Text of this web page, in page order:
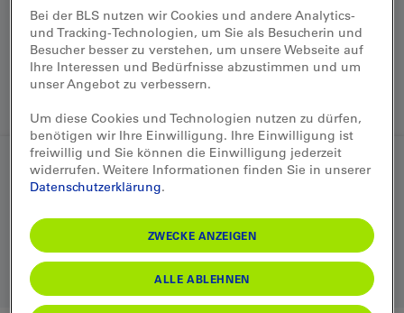
Hier finden Sie die nächsten Abfahrtszeiten ab
Kandersteg, Goppenstein, Brig und Iselle und können
sich über die aktuellen Wartezeiten an den einzelnen
Verladestationen informieren. Einfach die gewünschte
Strecke und den gewünschten Abfahrtsort auswählen.
Fahrplan Autoverlad
Direktzüge
Kandersteg-Iselle
Bei der BLS nutzen wir Cookies und andere Analytics-
und Tracking-Technologien, um Sie als Besucherin und
Besucher besser zu verstehen, um unsere Webseite auf
Ihre Interessen und Bedürfnisse abzustimmen und um
unser Angebot zu verbessern.
Um diese Cookies und Technologien nutzen zu dürfen,
benötigen wir Ihre Einwilligung. Ihre Einwilligung ist
freiwillig und Sie können die Einwilligung jederzeit
widerrufen. Weitere Informationen finden Sie in unserer
Datenschutzerklärung.
ZWECKE ANZEIGEN
ALLE ABLEHNEN